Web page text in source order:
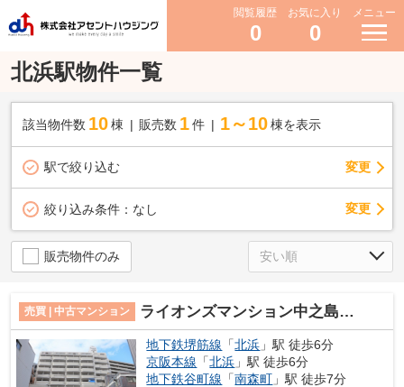
閲覧履歴
0
お気に入り
0
メニュー
北浜駅物件一覧
該当物件数 10棟 販売数 1 件 1～10 棟を表示
駅で絞り込む 変更
絞り込み条件： なし 変更
販売物件のみ
売買 | 中古マンション ライオンズマンション中之島公園北
地下鉄堺筋線 「北浜 」駅 徒歩6分
京阪本線 「北浜 」駅 徒歩6分
地下鉄谷町線 「南森町 」駅 徒歩7分